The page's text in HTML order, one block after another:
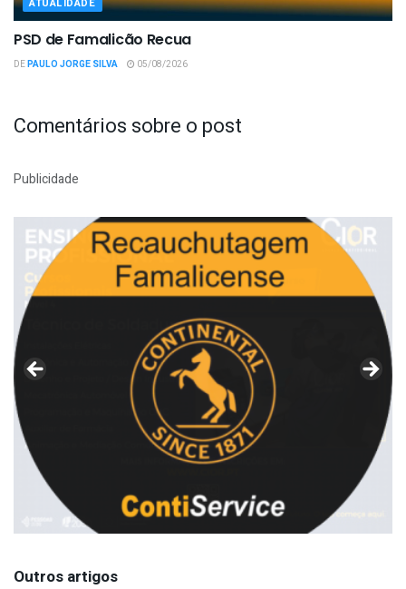
PSD de Famalicão Recua
DEPAULO JORGE SILVA 05/08/2026
Comentários sobre o post
Publicidade
Outros artigos